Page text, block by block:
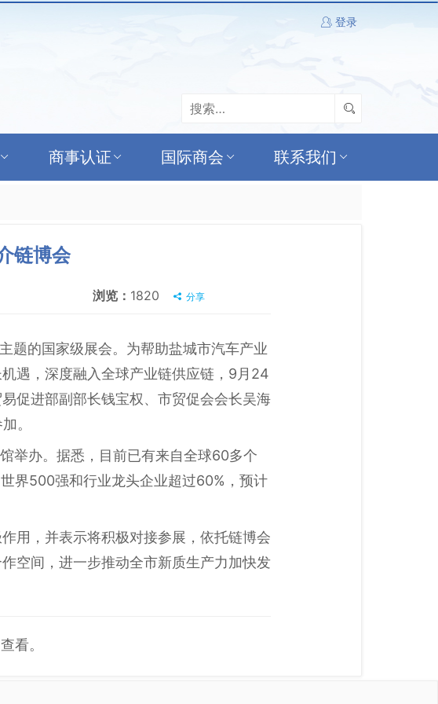
登录
商事认证 国际商会 联系我们
链博会
浏览： 1820 分享
题的国家级展会。为帮助盐城市汽车产业
遇，深度融入全球产业链供应链，9月24
促进部副部长钱宝权、市贸促会会长吴海
。
举办。据悉，目前已有来自全球60多个
界500强和行业龙头企业超过60%，预计
用，并表示将积极对接参展，依托链博会
空间，进一步推动全市新质生产力加快发
查看。